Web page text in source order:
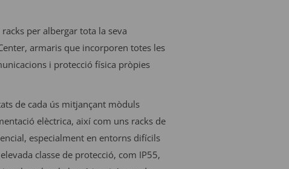
per albergar tota la seva
armaris que incorporen totes les
i protecció física pròpies
de cada ús mitjançant mòduls
elèctrica, així com uns racks de
especialment en entorns difícils
classe de protecció, com IP55,